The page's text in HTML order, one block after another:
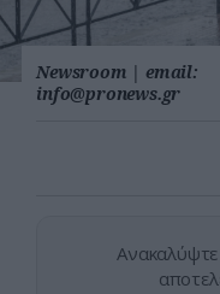
Newsroom | email:
info@pronews.gr